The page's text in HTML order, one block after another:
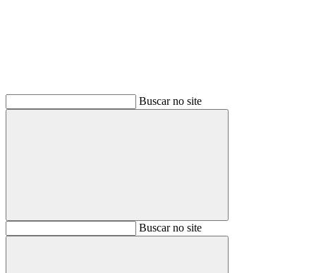
Buscar no site
BuscarBuscar no site